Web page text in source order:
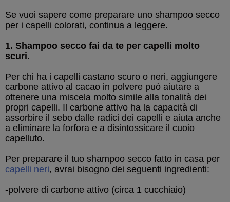
Se vuoi sapere come preparare uno shampoo secco
per i capelli colorati, continua a leggere.
1. Shampoo secco fai da te per capelli molto
scuri.
Per chi ha i capelli castano scuro o neri, aggiungere
carbone attivo al cacao in polvere può aiutare a
ottenere una miscela molto simile alla tonalità dei
propri capelli. Il carbone attivo ha la capacità di
assorbire il sebo dalle radici dei capelli e aiuta anche
a eliminare la forfora e a disintossicare il cuoio
capelluto.
Per preparare il tuo shampoo secco fatto in casa per
capelli neri, avrai bisogno dei seguenti ingredienti:
-polvere di carbone attivo (circa 1 cucchiaio)